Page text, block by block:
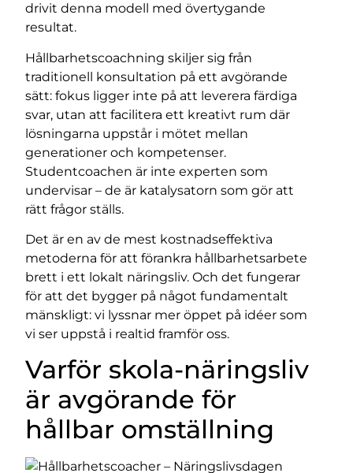
drivit denna modell med övertygande
resultat.
Hållbarhetscoachning skiljer sig från
traditionell konsultation på ett avgörande
sätt: fokus ligger inte på att leverera färdiga
svar, utan att facilitera ett kreativt rum där
lösningarna uppstår i mötet mellan
generationer och kompetenser.
Studentcoachen är inte experten som
undervisar – de är katalysatorn som gör att
rätt frågor ställs.
Det är en av de mest kostnadseffektiva
metoderna för att förankra hållbarhetsarbete
brett i ett lokalt näringsliv. Och det fungerar
för att det bygger på något fundamentalt
mänskligt: vi lyssnar mer öppet på idéer som
vi ser uppstå i realtid framför oss.
Varför skola-näringsliv
är avgörande för
hållbar omställning